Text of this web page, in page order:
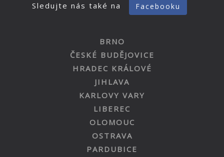
Sledujte nás také na Facebooku
BRNO
ČESKÉ BUDĚJOVICE
HRADEC KRÁLOVÉ
JIHLAVA
KARLOVY VARY
LIBEREC
OLOMOUC
OSTRAVA
PARDUBICE